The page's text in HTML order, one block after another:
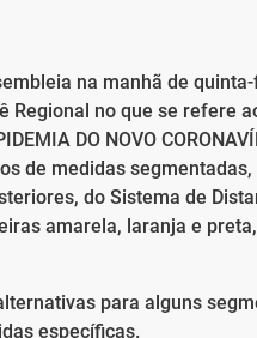
na manhã de
no que se refere
DO NOVO
de medidas
do Sistema de
amarela, laranja e
para alguns
específicas.